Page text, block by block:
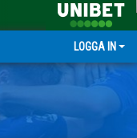
LOGGA IN